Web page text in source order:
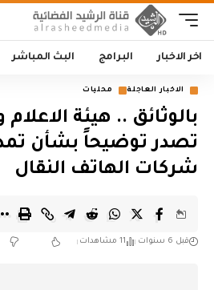
اخر الاخبار البرامج البث المباشر
الاخبار العاجلة محليات
بالوثائق .. هيئة الاعلام
تصدر توضيحاً بشأن
شركات الهاتف النقال
قبل 6 سنوات 11 مشاهدات